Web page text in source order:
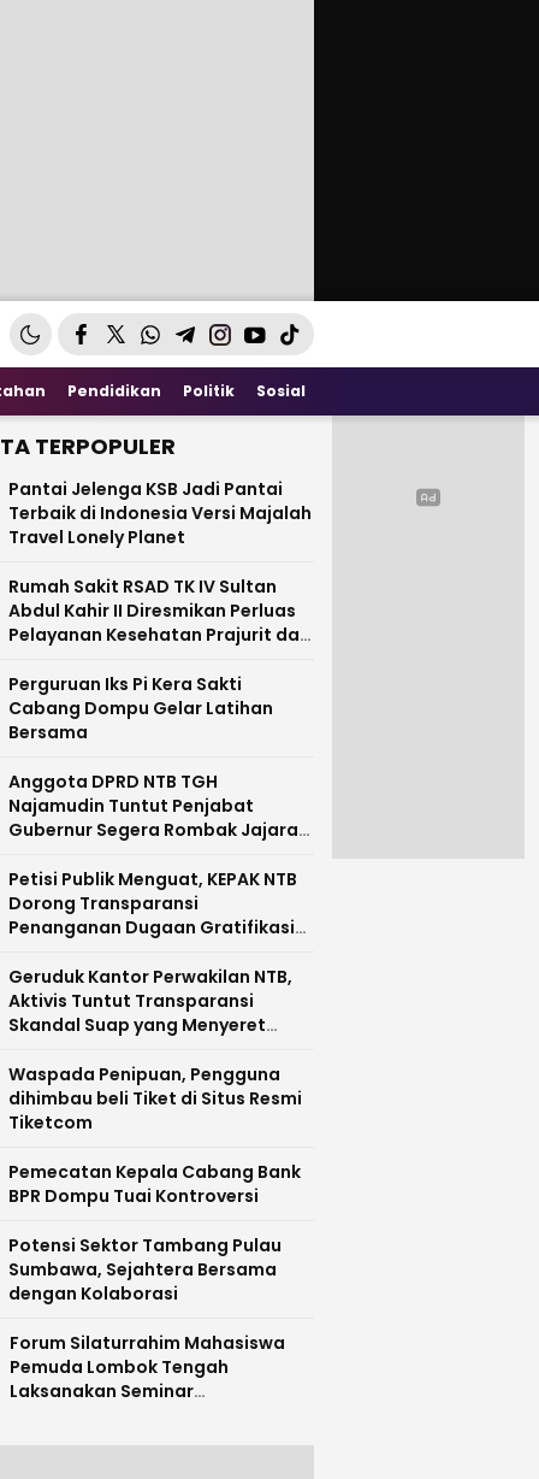
Pendidikan Politik Sosial
TERPOPULER
Pantai Jelenga KSB Jadi Pantai
Terbaik di Indonesia Versi Majalah
Travel Lonely Planet
Rumah Sakit RSAD TK IV Sultan
Abdul Kahir II Diresmikan Perluas
Pelayanan Kesehatan Prajurit dan
Perguruan Iks Pi Kera Sakti
Cabang Dompu Gelar Latihan
Bersama
Anggota DPRD NTB TGH
Najamudin Tuntut Penjabat
Gubernur Segera Rombak Jajaran
Petisi Publik Menguat, KEPAK NTB
Dorong Transparansi
Penanganan Dugaan Gratifikasi
Geruduk Kantor Perwakilan NTB,
Aktivis Tuntut Transparansi
Skandal Suap yang Menyeret
Waspada Penipuan, Pengguna
dihimbau beli Tiket di Situs Resmi
Tiketcom
Pemecatan Kepala Cabang Bank
BPR Dompu Tuai Kontroversi
Potensi Sektor Tambang Pulau
Sumbawa, Sejahtera Bersama
dengan Kolaborasi
Forum Silaturrahim Mahasiswa
Pemuda Lombok Tengah
Laksanakan Seminar